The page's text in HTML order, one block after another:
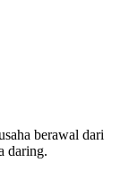
berawal dari
daring.